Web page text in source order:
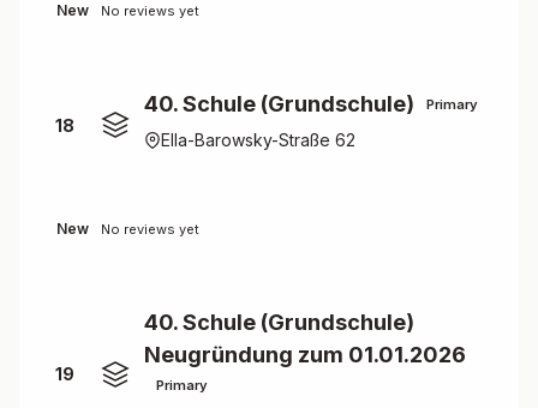
New No reviews yet
18
40. Schule (Grundschule) Primary
Ella-Barowsky-Straße 62
New No reviews yet
19
40. Schule (Grundschule)
Neugründung zum 01.01.2026
Primary